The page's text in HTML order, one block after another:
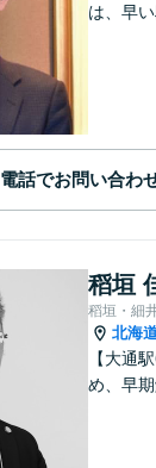
は、早
電話でお問い合わ
稻垣
稻垣・細
北海
【大通
め、早